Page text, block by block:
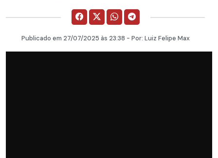
Publicado em 27/07/2025 às 23:38 - Por: Luiz Felipe Max